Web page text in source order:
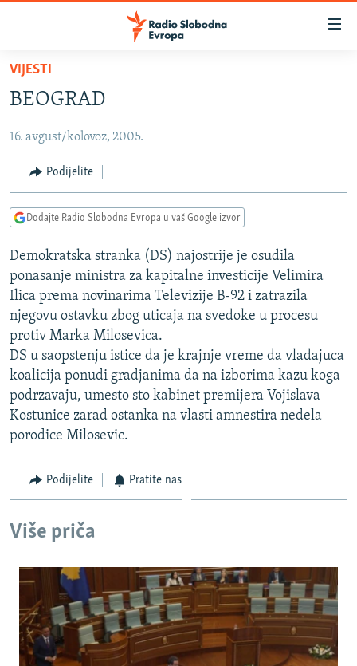
Pređite
glavni
Pređite
Pređite
pretragu
SRBIJA
KOSOVO
VIZUELNO
VIDEO
FOTOGALERIJE
INFOGRAFIKE
PODCASTI
RAT U UKRAJINI
KINA NA BALKANU
RSE PRIČE IZ SVIJETA
ISPRIČAJ MI
DNEVNO@RSE
SPECIJALI RSE
GENOCID U SREBRENICI
TV LIBERTY
POST SCRIPTUM
MOJA EVROPA
TRI DECENIJE OD RATA U BIH
SVE KARTE DEJTONA
PRATITE NAS
Sve RFE/RL stranice
VIJESTI
BEOGRAD
16. avgust/kolovoz, 2005.
Podijelite
Dodajte Radio Slobodna Evropa u vaš Google izvor
Demokratska stranka (DS) najostrije je osudila
ponasanje ministra za kapitalne investicije Velimira
Ilica prema novinarima Televizije B-92 i zatrazila
njegovu ostavku zbog uticaja na svedoke u procesu
protiv Marka Milosevica.
DS u saopstenju istice da je krajnje vreme da vladajuca
koalicija ponudi gradjanima da na izborima kazu koga
podrzavaju, umesto sto kabinet premijera Vojislava
Kostunice zarad ostanka na vlasti amnestira nedela
porodice Milosevic.
Podijelite Pratite nas
Više priča